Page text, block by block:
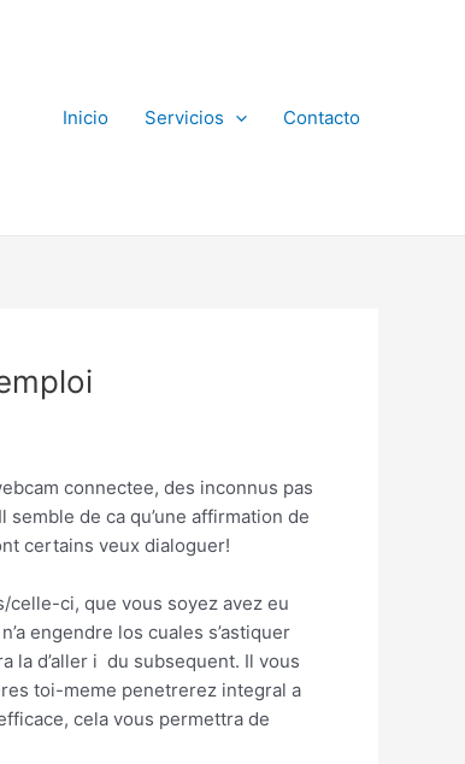
Inicio Servicios Contacto
connectee, des inconnus pas
de ca qu’une affirmation de
certains veux dialoguer!
ci, que vous soyez avez eu
engendre los cuales s’astiquer
la d’aller i du subsequent. Il vous
toi-meme penetrerez integral a
cela vous permettra de